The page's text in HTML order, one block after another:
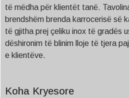
të mëdha për klientët tanë.
brendshëm brenda karrocerisë së
të gjitha prej çeliku inox të gradës
dëshironim të blinim lloje të tjera
e klientëve.
Koha Kryesore